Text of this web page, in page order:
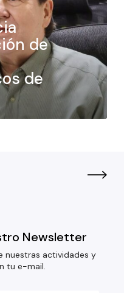
de
de
Newsletter
nuestras actividades y
tu e-mail.